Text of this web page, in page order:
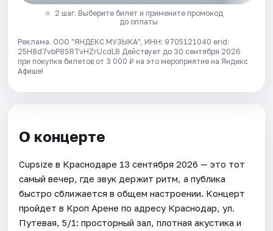
2 шаг. Выберите билет и примените промокод
до оплаты
Реклама. ООО "ЯНДЕКС МУЗЫКА", ИНН: 9705121040 erid:
25H8d7vbP8SRTvHZrUcdLB Действует до 30 сентября 2026
при покупке билетов от 3 000 ₽ на это мероприятие на Яндекс
Афише!
О концерте
Cupsize в Краснодаре 13 сентября 2026 — это тот
самый вечер, где звук держит ритм, а публика
быстро сближается в общем настроении. Концерт
пройдет в Кроп Арене по адресу Краснодар, ул.
Путевая, 5/1: просторный зал, плотная акустика и